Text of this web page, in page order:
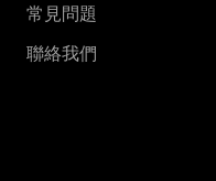
常見問題
聯絡我們